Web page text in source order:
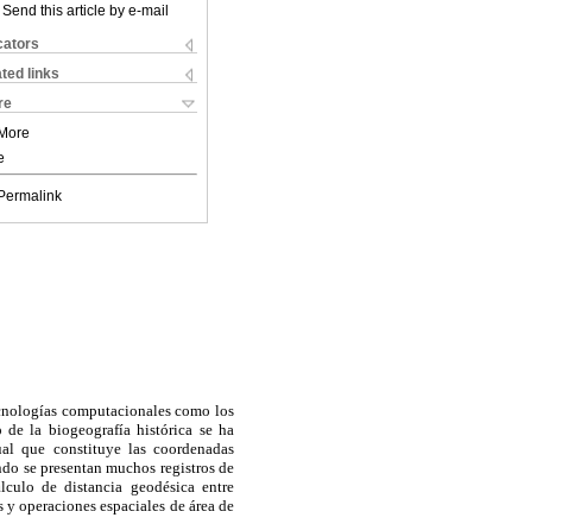
Send this article by e-mail
links
More
Permalink
computacionales como los
de la biogeografía histórica se ha
que constituye las coordenadas
se presentan muchos registros de
de distancia geodésica entre
operaciones espaciales de área de